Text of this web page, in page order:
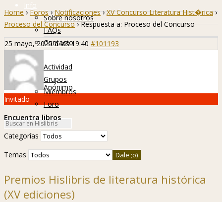
Info
Sobre nosotros
FAQs
Contacto
Hislibreños
Actividad
Grupos
Miembros
Foro
Home › Foros › Notificaciones › XV Concurso Literatura Hist�rica ›
Proceso del Concurso › Respuesta a: Proceso del Concurso
25 mayo, 2025 a las 19:40 #101193
Anónimo
Invitado
Encuentra libros
Categorías
Temas
Premios Hislibris de literatura histórica
(XV ediciones)